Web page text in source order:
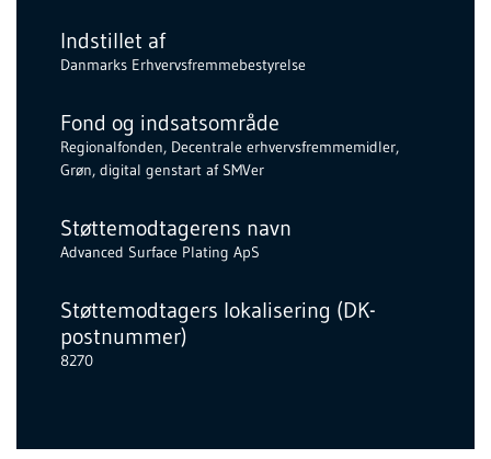
Indstillet af
Danmarks Erhvervsfremmebestyrelse
Fond og indsatsområde
Regionalfonden, Decentrale erhvervsfremmemidler,
Grøn, digital genstart af SMVer
Støttemodtagerens navn
Advanced Surface Plating ApS
Støttemodtagers lokalisering (DK-
postnummer)
8270